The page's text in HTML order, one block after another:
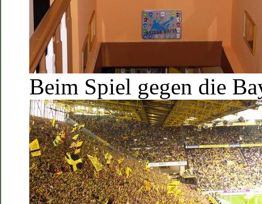
Beim Spiel gegen die